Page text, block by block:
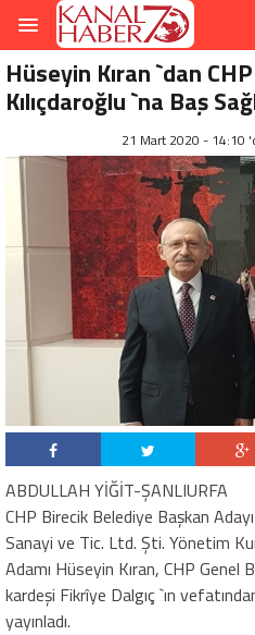
Hüseyin Kıran `dan
Kılıçdaroğlu `na Baş
21 Mart 2020 - 14:10
ABDULLAH YİĞİT-ŞANLIURFA
CHP Birecik Belediye Başkan
Sanayi ve Tic. Ltd. Şti. Yönetim
Adamı Hüseyin Kıran, CHP Genel
kardeşi Fikrîye Dalgıç `ın
yayınladı.